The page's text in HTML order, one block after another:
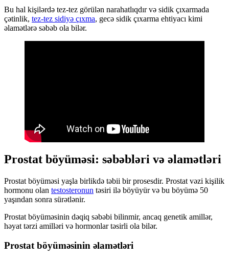
Bu hal kişilərdə tez-tez görülən narahatlıqdır və sidik çıxarmada
çətinlik, tez-tez sidiyə çıxma, gecə sidik çıxarma ehtiyacı kimi
əlamətlərə səbəb ola bilər.
Prostat böyüməsi: səbəbləri və əlamətləri
Prostat böyüməsi yaşla birlikdə təbii bir prosesdir. Prostat vəzi kişilik
hormonu olan testosteronun təsiri ilə böyüyür və bu böyümə 50
yaşından sonra sürətlənir.
Prostat böyüməsinin dəqiq səbəbi bilinmir, ancaq genetik amillər,
həyat tərzi amilləri və hormonlar təsirli ola bilər.
Prostat böyüməsinin əlamətləri